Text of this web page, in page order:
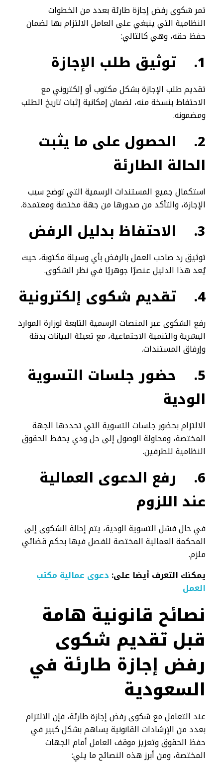
تمر شكوى رفض إجازة طارئة بعدد من الخطوات
النظامية التي ينبغي على العامل الالتزام بها لضمان
حفظ حقه، وهي كالتالي:
1. توثيق طلب الإجازة
تقديم طلب الإجازة بشكل مكتوب أو إلكتروني مع
الاحتفاظ بنسخة منه، لضمان إمكانية إثبات تاريخ الطلب
ومضمونه.
2.
الحصول على ما يثبت
الحالة الطارئة
استكمال جميع المستندات الرسمية التي توضح سبب
الإجازة، والتأكد من صدورها من جهة مختصة ومعتمدة.
3. الاحتفاظ بدليل الرفض
توثيق رد صاحب العمل بالرفض بأي وسيلة مكتوبة، حيث
يُعد هذا الدليل عنصرًا جوهريًا في نظر الشكوى.
4. تقديم شكوى إلكترونية
رفع الشكوى عبر المنصات الرسمية التابعة لوزارة الموارد
البشرية والتنمية الاجتماعية، مع تعبئة البيانات بدقة
وإرفاق المستندات.
5.
حضور جلسات التسوية
الودية
الالتزام بحضور جلسات التسوية التي تحددها الجهة
المختصة، ومحاولة الوصول إلى حل ودي يحفظ الحقوق
النظامية للطرفين.
6.
رفع الدعوى العمالية
عند اللزوم
في حال فشل التسوية الودية، يتم إحالة الشكوى إلى
المحكمة العمالية المختصة للفصل فيها بحكم قضائي
ملزم.
يمكنك التعرف أيضا على: دعوى عمالية مكتب
العمل
نصائح قانونية هامة
قبل تقديم شكوى
رفض إجازة طارئة في
السعودية
عند التعامل مع شكوى رفض إجازة طارئة، فإن الالتزام
بعدد من الإرشادات القانونية يساهم بشكل كبير في
حفظ الحقوق وتعزيز موقف العامل أمام الجهات
المختصة، ومن أبرز هذه النصائح ما يلي: